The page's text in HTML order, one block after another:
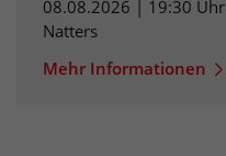
08.08.2026 | 19:30 Uhr
Natters
Mehr Informationen